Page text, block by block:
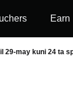
Earn
29-may kuni 24 ta